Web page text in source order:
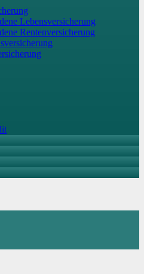
Lebensversicherung
Rentenversicherung